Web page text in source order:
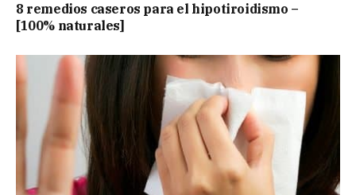
8 remedios caseros para el hipotiroidismo –
[100% naturales]